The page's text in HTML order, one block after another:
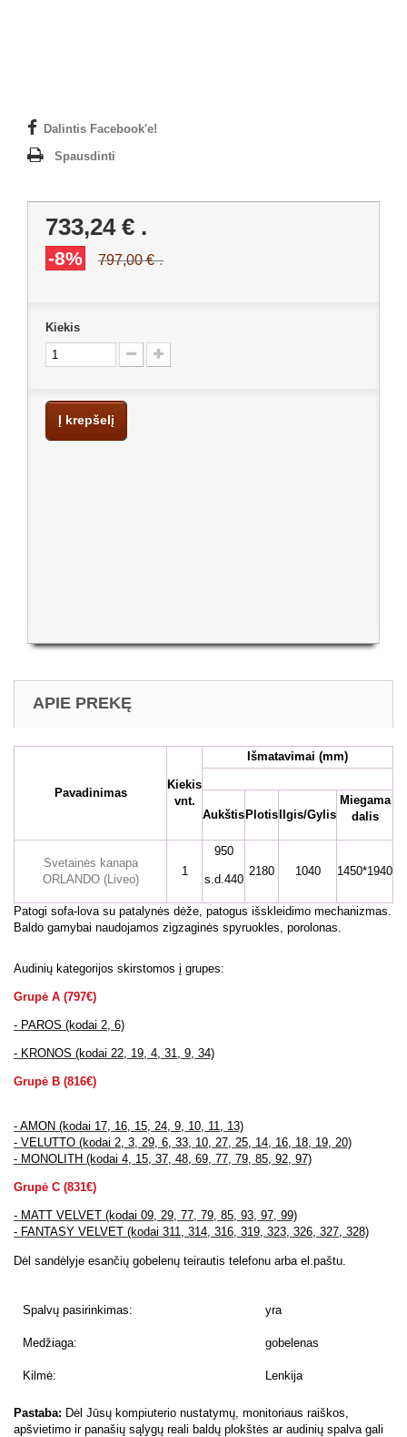
Dalintis Facebook'e!
Spausdinti
733,24 € .
-8% 797,00 €.
Kiekis
Į krepšelį
APIE PREKĘ
Pavadinimas
Kiekis
vnt.
Išmatavimai (mm)
Aukštis Plotis Ilgis/Gylis
Miegama
dalis
Svetainės kanapa
ORLANDO (Liveo)
1
950
s.d.440
2180 1040 1450*1940
Patogi sofa-lova su patalynės dėže, patogus išskleidimo mechanizmas.
Baldo gamybai naudojamos zigzaginės spyruokles, porolonas.
Audinių kategorijos skirstomos į grupes:
Grupė A (797€)
- PAROS (kodai 2, 6)
- KRONOS (kodai 22, 19, 4, 31, 9, 34)
Grupė B (816€)
- AMON (kodai 17, 16, 15, 24, 9, 10, 11, 13)
- VELUTTO (kodai 2, 3, 29, 6, 33, 10, 27, 25, 14, 16, 18, 19, 20)
- MONOLITH (kodai 4, 15, 37, 48, 69, 77, 79, 85, 92, 97)
Grupė C (831€)
- MATT VELVET (kodai 09, 29, 77, 79, 85, 93, 97, 99)
- FANTASY VELVET (kodai 311, 314, 316, 319, 323, 326, 327, 328)
Dėl sandėlyje esančių gobelenų teirautis telefonu arba el.paštu.
Spalvų pasirinkimas: yra
Medžiaga: gobelenas
Kilmė: Lenkija
Pastaba: Dėl Jūsų kompiuterio nustatymų, monitoriaus raiškos,
apšvietimo ir panašių sąlygų reali baldų plokštės ar audinių spalva gali